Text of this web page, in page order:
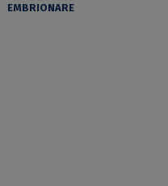
EMBRIONARE